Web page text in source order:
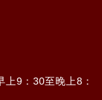
9：30至晚上8：